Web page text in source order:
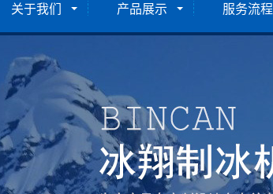
关于我们 产品展示 服务流程